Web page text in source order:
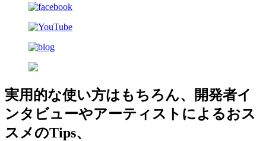
実用的な使い方はもちろん、開発者イ
ンタビューやアーティストによるおス
スメのTips、